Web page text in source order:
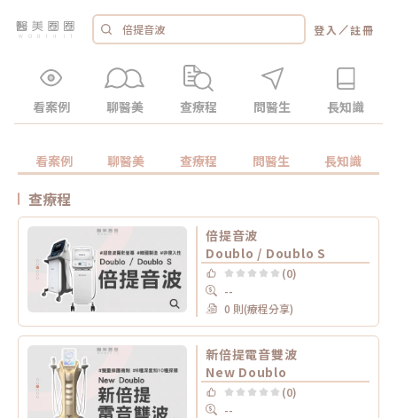
登入 ／註冊
看案例 聊醫美 查療程 問醫生 長知識
看案例 聊醫美 查療程 問醫生 長知識
查療程
倍提音波
Doublo / Doublo S
(0)
--
0 則(療程分享)
新倍提電音雙波
New Doublo
(0)
--